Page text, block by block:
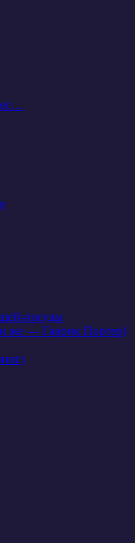
посуды
— Гаврик Портер)